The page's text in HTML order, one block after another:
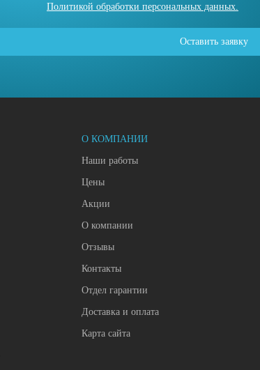
Политикой обработки персональных данных.
Оставить заявку
О КОМПАНИИ
Наши работы
Цены
Акции
О компании
Отзывы
Контакты
Отдел гарантии
Доставка и оплата
Карта сайта